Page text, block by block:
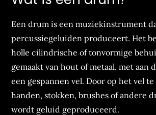
Een drum is een muziekinstrument
percussiegeluiden produceert. Het
holle cilindrische of tonvormige
gemaakt van hout of metaal, met aan
een gespannen vel. Door op het vel te
handen, stokken, brushes of andere
wordt geluid geproduceerd.